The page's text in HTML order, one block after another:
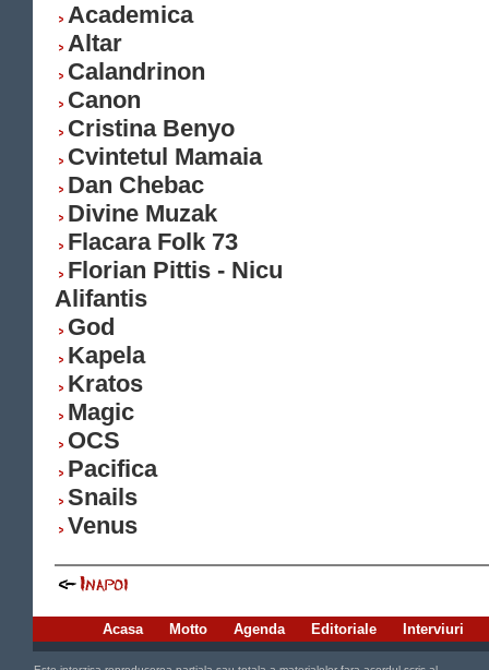
Academica
Altar
Calandrinon
Canon
Cristina Benyo
Cvintetul Mamaia
Dan Chebac
Divine Muzak
Flacara Folk 73
Florian Pittis - Nicu
Alifantis
God
Kapela
Kratos
Magic
OCS
Pacifica
Snails
Venus
Acasa Motto Agenda Editoriale Interviuri